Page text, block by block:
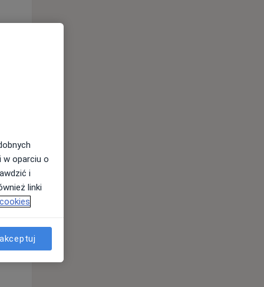
Czw,
w oparciu o
i
linki